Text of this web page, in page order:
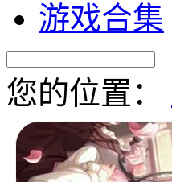
游戏合集
您的位置：